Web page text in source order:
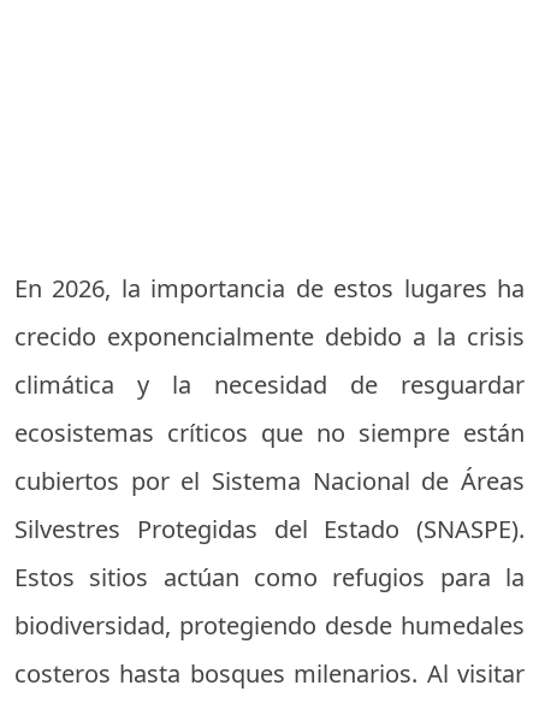
En 2026, la importancia de estos lugares ha
crecido exponencialmente debido a la crisis
climática y la necesidad de resguardar
ecosistemas críticos que no siempre están
cubiertos por el Sistema Nacional de Áreas
Silvestres Protegidas del Estado (SNASPE).
Estos sitios actúan como refugios para la
biodiversidad, protegiendo desde humedales
costeros hasta bosques milenarios. Al visitar